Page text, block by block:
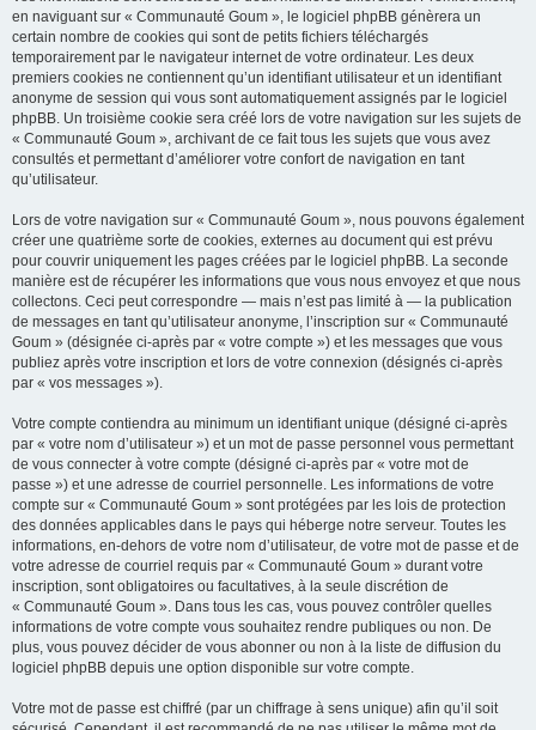
en naviguant sur « Communauté Goum », le logiciel phpBB génèrera un
certain nombre de cookies qui sont de petits fichiers téléchargés
temporairement par le navigateur internet de votre ordinateur. Les deux
premiers cookies ne contiennent qu’un identifiant utilisateur et un identifiant
anonyme de session qui vous sont automatiquement assignés par le logiciel
phpBB. Un troisième cookie sera créé lors de votre navigation sur les sujets de
« Communauté Goum », archivant de ce fait tous les sujets que vous avez
consultés et permettant d’améliorer votre confort de navigation en tant
qu’utilisateur.
Lors de votre navigation sur « Communauté Goum », nous pouvons également
créer une quatrième sorte de cookies, externes au document qui est prévu
pour couvrir uniquement les pages créées par le logiciel phpBB. La seconde
manière est de récupérer les informations que vous nous envoyez et que nous
collectons. Ceci peut correspondre — mais n’est pas limité à — la publication
de messages en tant qu’utilisateur anonyme, l’inscription sur « Communauté
Goum » (désignée ci-après par « votre compte ») et les messages que vous
publiez après votre inscription et lors de votre connexion (désignés ci-après
par « vos messages »).
Votre compte contiendra au minimum un identifiant unique (désigné ci-après
par « votre nom d’utilisateur ») et un mot de passe personnel vous permettant
de vous connecter à votre compte (désigné ci-après par « votre mot de
passe ») et une adresse de courriel personnelle. Les informations de votre
compte sur « Communauté Goum » sont protégées par les lois de protection
des données applicables dans le pays qui héberge notre serveur. Toutes les
informations, en-dehors de votre nom d’utilisateur, de votre mot de passe et de
votre adresse de courriel requis par « Communauté Goum » durant votre
inscription, sont obligatoires ou facultatives, à la seule discrétion de
« Communauté Goum ». Dans tous les cas, vous pouvez contrôler quelles
informations de votre compte vous souhaitez rendre publiques ou non. De
plus, vous pouvez décider de vous abonner ou non à la liste de diffusion du
logiciel phpBB depuis une option disponible sur votre compte.
Votre mot de passe est chiffré (par un chiffrage à sens unique) afin qu’il soit